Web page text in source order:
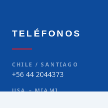
TELÉFONOS
CHILE / SANTIAGO
+56 44 2044373
USA – MIAMI